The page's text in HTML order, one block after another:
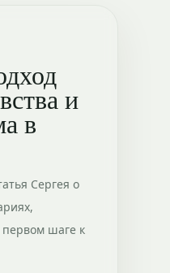
и
в
Сергея о
шаге к